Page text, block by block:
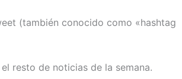
(también conocido como «hashtag
resto de noticias de la semana.